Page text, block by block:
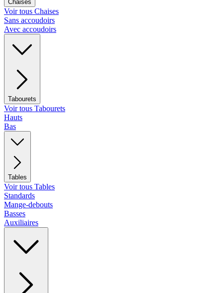
Chaises
Voir tous Chaises
Sans accoudoirs
Avec accoudoirs
Tabourets
Voir tous Tabourets
Hauts
Bas
Tables
Voir tous Tables
Standards
Mange-debouts
Basses
Auxiliaires